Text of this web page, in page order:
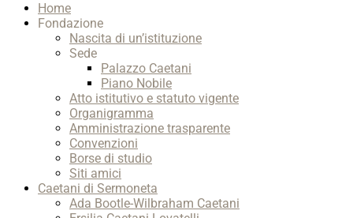
Home
Fondazione
Nascita di un’istituzione
Sede
Palazzo Caetani
Piano Nobile
Atto istitutivo e statuto vigente
Organigramma
Amministrazione trasparente
Convenzioni
Borse di studio
Siti amici
Caetani di Sermoneta
Ada Bootle-Wilbraham Caetani